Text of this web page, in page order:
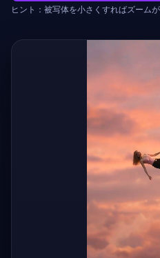
ヒント：被写体を小さくすればズーム